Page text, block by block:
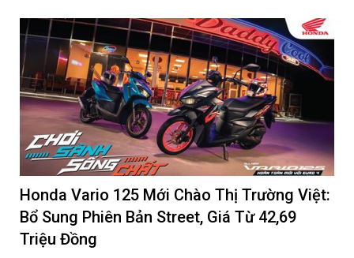
Honda Vario 125 Mới Chào Thị Trường Việt:
Bổ Sung Phiên Bản Street, Giá Từ 42,69
Triệu Đồng